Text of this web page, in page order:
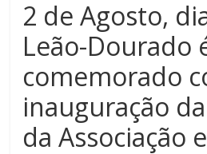
2 de Agosto,
Leão-Dourado
comemorado
inauguração
da Associação